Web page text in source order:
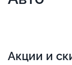
Акции и